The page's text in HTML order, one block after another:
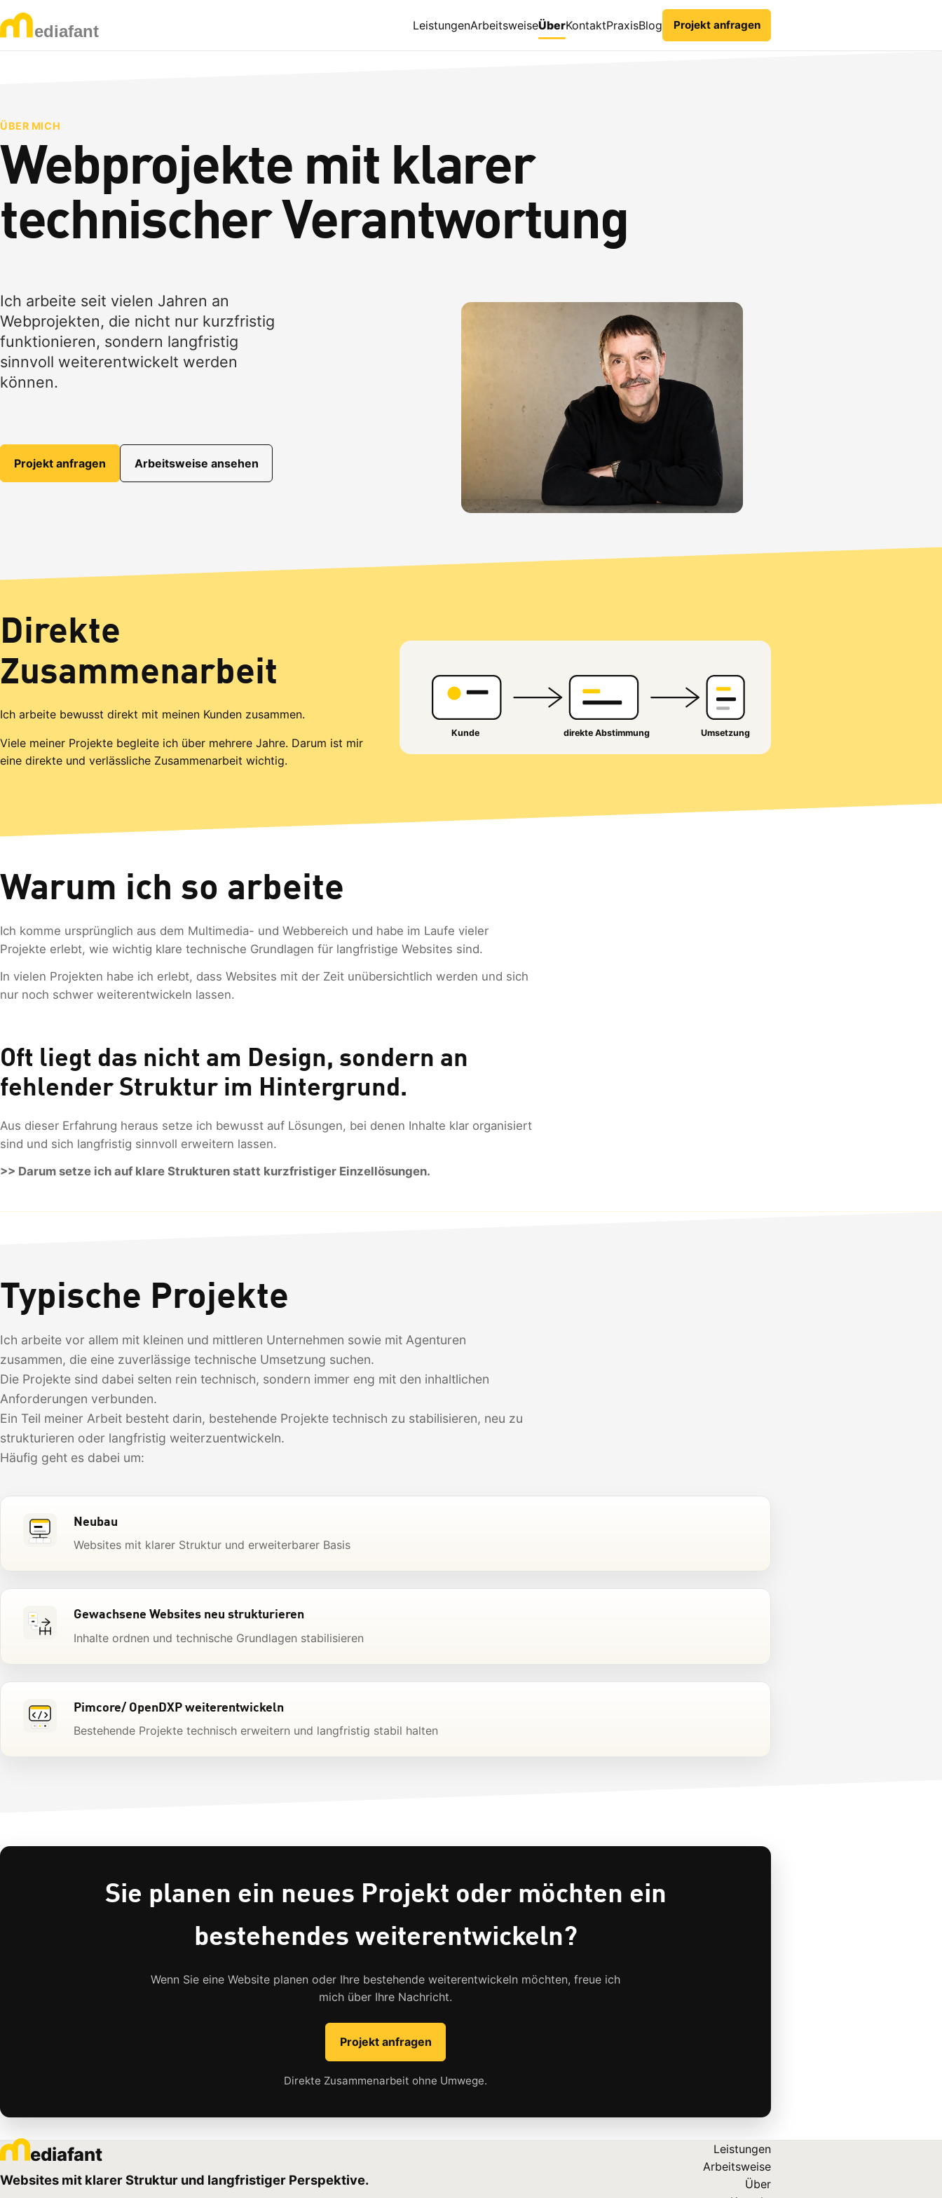
LeistungenArbeitsweiseÜberKontaktPraxisBlog Projekt anfragen
ÜBER MICH
Webprojekte mit klarer
technischer Verantwortung
Ich arbeite seit vielen Jahren an
Webprojekten, die nicht nur kurzfristig
funktionieren, sondern langfristig
sinnvoll weiterentwickelt werden
können.
Projekt anfragen Arbeitsweise ansehen
Direkte
Zusammenarbeit
Ich arbeite bewusst direkt mit meinen Kunden zusammen.
Viele meiner Projekte begleite ich über mehrere Jahre. Darum ist mir
eine direkte und verlässliche Zusammenarbeit wichtig.
Warum ich so arbeite
Ich komme ursprünglich aus dem Multimedia- und Webbereich und habe im Laufe vieler
Projekte erlebt, wie wichtig klare technische Grundlagen für langfristige Websites sind.
In vielen Projekten habe ich erlebt, dass Websites mit der Zeit unübersichtlich werden und sich
nur noch schwer weiterentwickeln lassen.
Oft liegt das nicht am Design, sondern an
fehlender Struktur im Hintergrund.
Aus dieser Erfahrung heraus setze ich bewusst auf Lösungen, bei denen Inhalte klar organisiert
sind und sich langfristig sinnvoll erweitern lassen.
>> Darum setze ich auf klare Strukturen statt kurzfristiger Einzellösungen.
Typische Projekte
Ich arbeite vor allem mit kleinen und mittleren Unternehmen sowie mit Agenturen
zusammen, die eine zuverlässige technische Umsetzung suchen.
Die Projekte sind dabei selten rein technisch, sondern immer eng mit den inhaltlichen
Anforderungen verbunden.
Ein Teil meiner Arbeit besteht darin, bestehende Projekte technisch zu stabilisieren, neu zu
strukturieren oder langfristig weiterzuentwickeln.
Häufig geht es dabei um:
Neubau
Websites mit klarer Struktur und erweiterbarer Basis
Gewachsene Websites neu strukturieren
Inhalte ordnen und technische Grundlagen stabilisieren
Pimcore/ OpenDXP weiterentwickeln
Bestehende Projekte technisch erweitern und langfristig stabil halten
Sie planen ein neues Projekt oder möchten ein
bestehendes weiterentwickeln?
Wenn Sie eine Website planen oder Ihre bestehende weiterentwickeln möchten, freue ich
mich über Ihre Nachricht.
Projekt anfragen
Direkte Zusammenarbeit ohne Umwege.
ediafant
Websites mit klarer Struktur und langfristiger Perspektive.
Leistungen
Arbeitsweise
Über